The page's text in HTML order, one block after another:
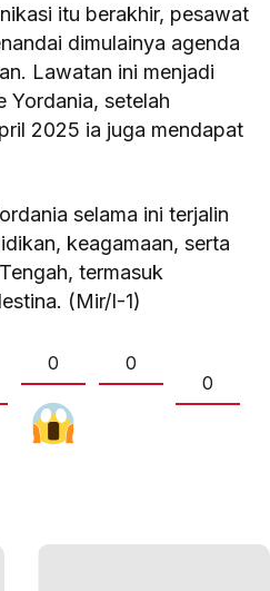
itu berakhir, pesawat
dimulainya agenda
Lawatan ini menjadi
Yordania, setelah
2025 ia juga mendapat
selama ini terjalin
keagamaan, serta
termasuk
(Mir/I-1)
0
0
0